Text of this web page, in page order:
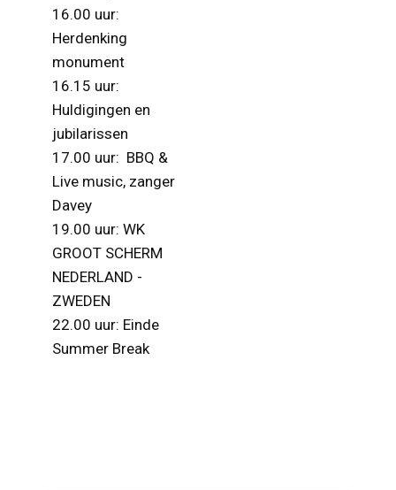
16.00 uur:
Herdenking
monument
16.15 uur:
Huldigingen en
jubilarissen
17.00 uur: BBQ &
Live music, zanger
Davey
19.00 uur: WK
GROOT SCHERM
NEDERLAND -
ZWEDEN
22.00 uur: Einde
Summer Break